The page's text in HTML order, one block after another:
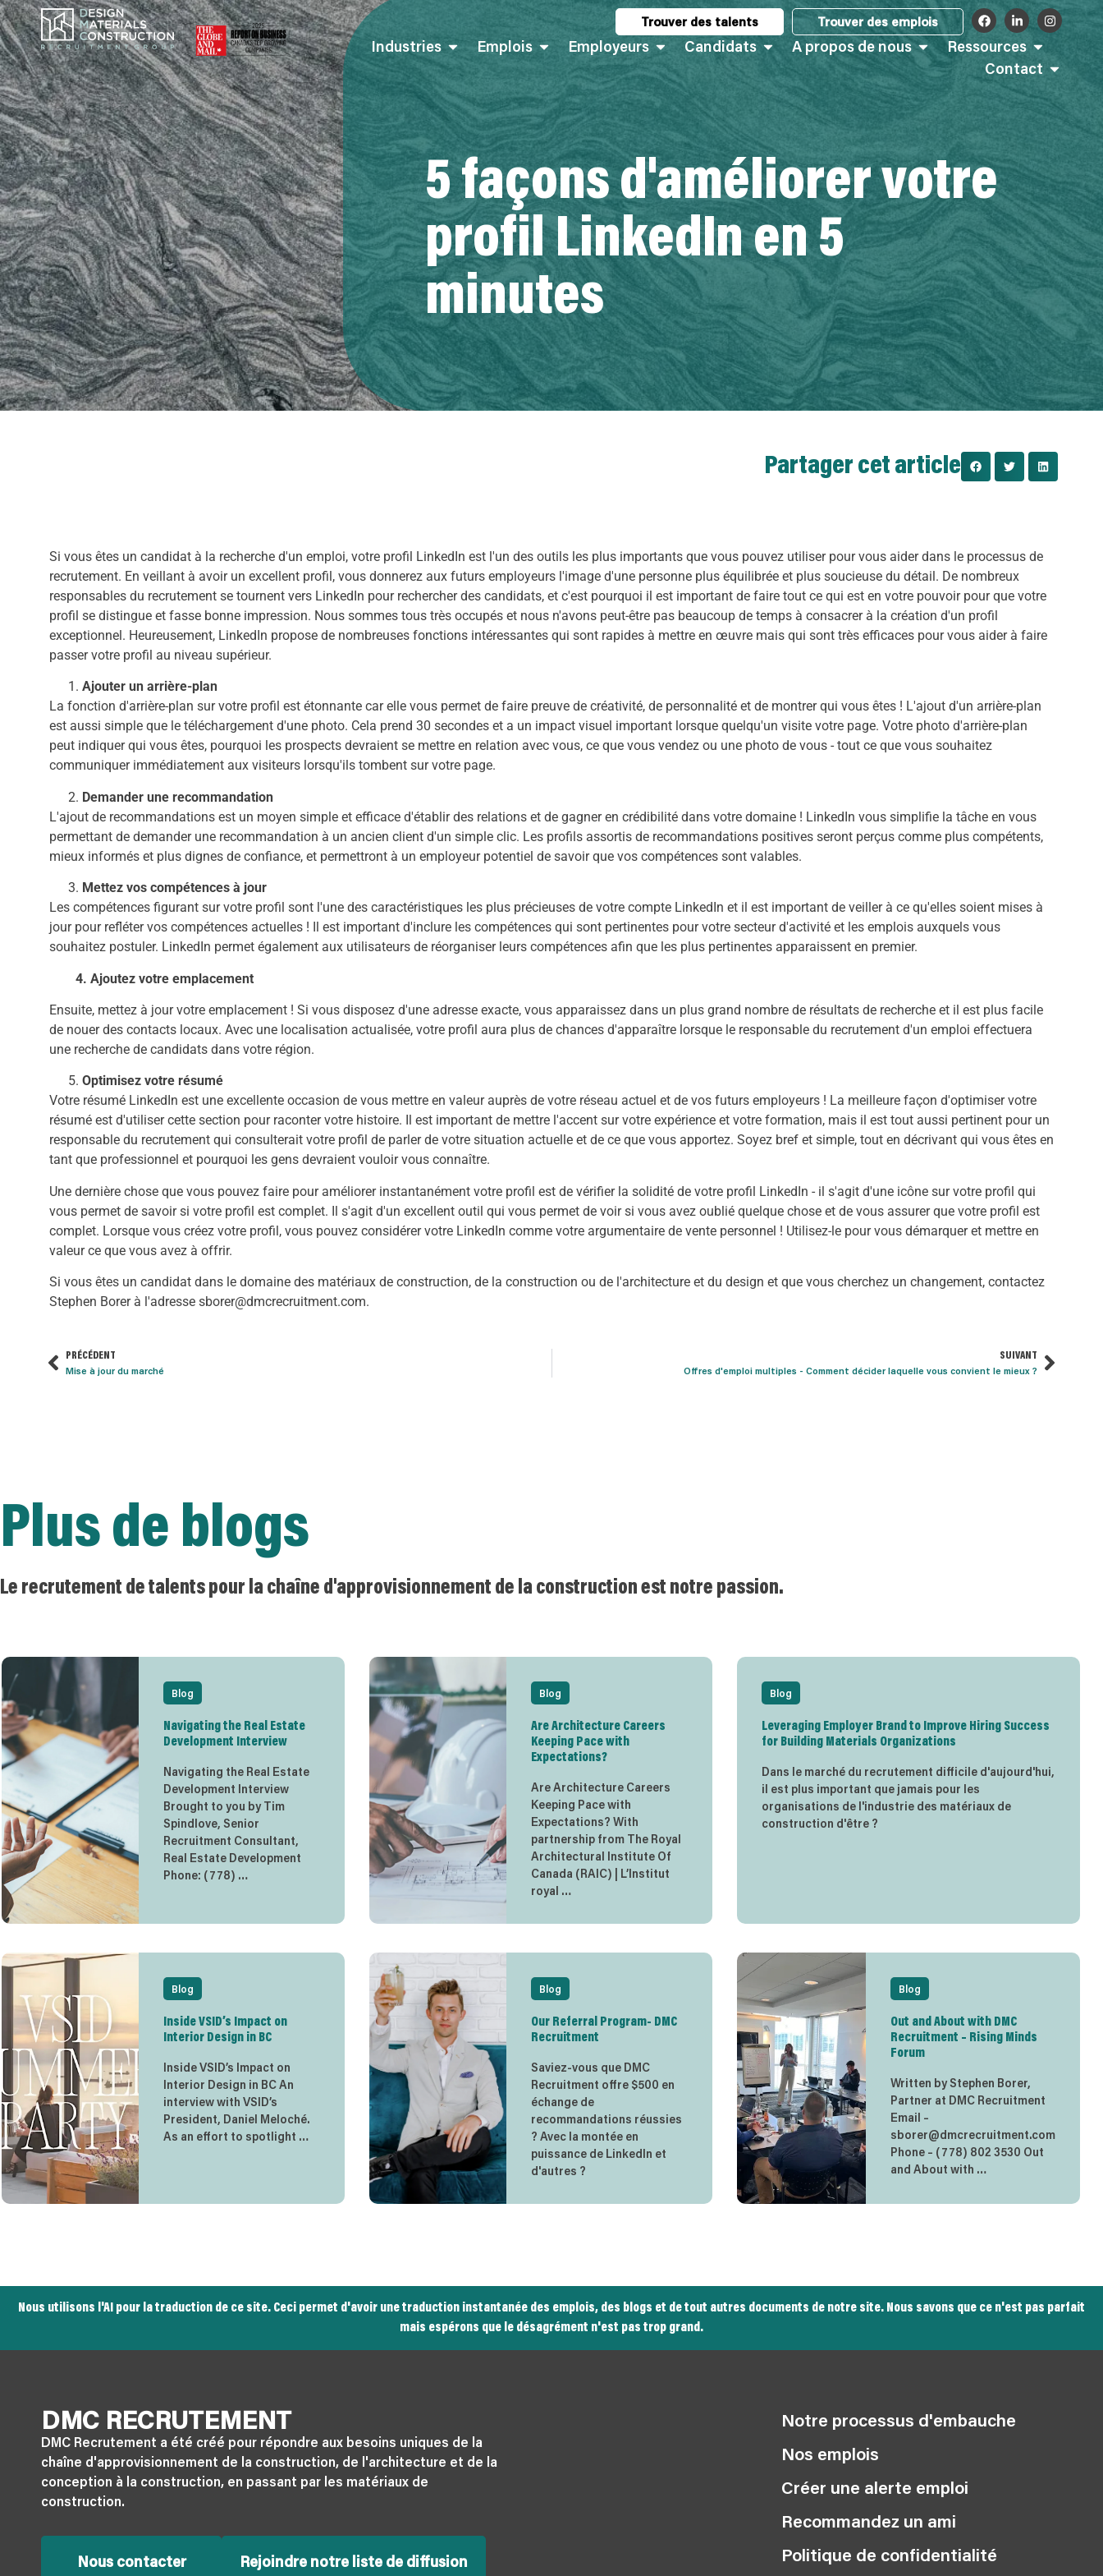
Trouver des talents Trouver des emplois
Industries Emplois Employeurs Candidats A propos de nous
Ressources
Contact
5 façons d'améliorer votre
profil LinkedIn en 5
minutes
Partager cet article
Si vous êtes un candidat à la recherche d'un emploi, votre profil LinkedIn est l'un des outils les plus importants que vous pouvez utiliser pour vous aider dans le processus de
recrutement. En veillant à avoir un excellent profil, vous donnerez aux futurs employeurs l'image d'une personne plus équilibrée et plus soucieuse du détail. De nombreux
responsables du recrutement se tournent vers LinkedIn pour rechercher des candidats, et c'est pourquoi il est important de faire tout ce qui est en votre pouvoir pour que votre
profil se distingue et fasse bonne impression. Nous sommes tous très occupés et nous n'avons peut-être pas beaucoup de temps à consacrer à la création d'un profil
exceptionnel. Heureusement, LinkedIn propose de nombreuses fonctions intéressantes qui sont rapides à mettre en œuvre mais qui sont très efficaces pour vous aider à faire
passer votre profil au niveau supérieur.
Ajouter un arrière-plan
La fonction d'arrière-plan sur votre profil est étonnante car elle vous permet de faire preuve de créativité, de personnalité et de montrer qui vous êtes ! L'ajout d'un arrière-plan
est aussi simple que le téléchargement d'une photo. Cela prend 30 secondes et a un impact visuel important lorsque quelqu'un visite votre page. Votre photo d'arrière-plan
peut indiquer qui vous êtes, pourquoi les prospects devraient se mettre en relation avec vous, ce que vous vendez ou une photo de vous - tout ce que vous souhaitez
communiquer immédiatement aux visiteurs lorsqu'ils tombent sur votre page.
Demander une recommandation
L'ajout de recommandations est un moyen simple et efficace d'établir des relations et de gagner en crédibilité dans votre domaine ! LinkedIn vous simplifie la tâche en vous
permettant de demander une recommandation à un ancien client d'un simple clic. Les profils assortis de recommandations positives seront perçus comme plus compétents,
mieux informés et plus dignes de confiance, et permettront à un employeur potentiel de savoir que vos compétences sont valables.
Mettez vos compétences à jour
Les compétences figurant sur votre profil sont l'une des caractéristiques les plus précieuses de votre compte LinkedIn et il est important de veiller à ce qu'elles soient mises à
jour pour refléter vos compétences actuelles ! Il est important d'inclure les compétences qui sont pertinentes pour votre secteur d'activité et les emplois auxquels vous
souhaitez postuler. LinkedIn permet également aux utilisateurs de réorganiser leurs compétences afin que les plus pertinentes apparaissent en premier.
4. Ajoutez votre emplacement
Ensuite, mettez à jour votre emplacement ! Si vous disposez d'une adresse exacte, vous apparaissez dans un plus grand nombre de résultats de recherche et il est plus facile
de nouer des contacts locaux. Avec une localisation actualisée, votre profil aura plus de chances d'apparaître lorsque le responsable du recrutement d'un emploi effectuera
une recherche de candidats dans votre région.
Optimisez votre résumé
Votre résumé LinkedIn est une excellente occasion de vous mettre en valeur auprès de votre réseau actuel et de vos futurs employeurs ! La meilleure façon d'optimiser votre
résumé est d'utiliser cette section pour raconter votre histoire. Il est important de mettre l'accent sur votre expérience et votre formation, mais il est tout aussi pertinent pour un
responsable du recrutement qui consulterait votre profil de parler de votre situation actuelle et de ce que vous apportez. Soyez bref et simple, tout en décrivant qui vous êtes en
tant que professionnel et pourquoi les gens devraient vouloir vous connaître.
Une dernière chose que vous pouvez faire pour améliorer instantanément votre profil est de vérifier la solidité de votre profil LinkedIn - il s'agit d'une icône sur votre profil qui
vous permet de savoir si votre profil est complet. Il s'agit d'un excellent outil qui vous permet de voir si vous avez oublié quelque chose et de vous assurer que votre profil est
complet. Lorsque vous créez votre profil, vous pouvez considérer votre LinkedIn comme votre argumentaire de vente personnel ! Utilisez-le pour vous démarquer et mettre en
valeur ce que vous avez à offrir.
Si vous êtes un candidat dans le domaine des matériaux de construction, de la construction ou de l'architecture et du design et que vous cherchez un changement, contactez
Stephen Borer à l'adresse sborer@dmcrecruitment.com.
PRÉCÉDENT
Mise à jour du marché
SUIVANT
Offres d'emploi multiples - Comment décider laquelle vous convient le mieux ?
Plus de blogs
Le recrutement de talents pour la chaîne d'approvisionnement de la construction est notre passion.
Blog
Navigating the Real Estate
Development Interview
Navigating the Real Estate
Development Interview
Brought to you by Tim
Spindlove, Senior
Recruitment Consultant,
Real Estate Development
Phone: (778) …
Blog
Are Architecture Careers
Keeping Pace with
Expectations?
Are Architecture Careers
Keeping Pace with
Expectations? With
partnership from The Royal
Architectural Institute Of
Canada (RAIC) | L’Institut
royal …
Blog
Leveraging Employer Brand to Improve Hiring Success
for Building Materials Organizations
Dans le marché du recrutement difficile d'aujourd'hui,
il est plus important que jamais pour les
organisations de l'industrie des matériaux de
construction d'être ?
Blog
Inside VSID’s Impact on
Interior Design in BC
Inside VSID’s Impact on
Interior Design in BC An
interview with VSID’s
President, Daniel Meloché.
As an effort to spotlight …
Blog
Our Referral Program- DMC
Recruitment
Saviez-vous que DMC
Recruitment offre $500 en
échange de
recommandations réussies
? Avec la montée en
puissance de LinkedIn et
d'autres ?
Blog
Out and About with DMC
Recruitment – Rising Minds
Forum
Written by Stephen Borer,
Partner at DMC Recruitment
Email –
sborer@dmcrecruitment.com
Phone – (778) 802 3530 Out
and About with …
Nous utilisons l'AI pour la traduction de ce site. Ceci permet d'avoir une traduction instantanée des emplois, des blogs et de tout autres documents de notre site. Nous savons que ce n'est pas parfait
mais espérons que le désagrément n'est pas trop grand.
DMC RECRUTEMENT
DMC Recrutement a été créé pour répondre aux besoins uniques de la
chaîne d'approvisionnement de la construction, de l'architecture et de la
conception à la construction, en passant par les matériaux de
construction.
Nous contacter Rejoindre notre liste de diffusion
Notre processus d'embauche
Nos emplois
Créer une alerte emploi
Recommandez un ami
Politique de confidentialité